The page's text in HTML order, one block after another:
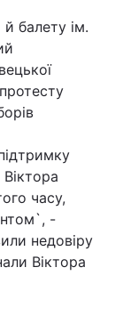
балету ім.
часу,
-
недовіру
Віктора